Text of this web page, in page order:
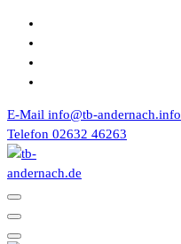
Zum
Inhalt
springen
E-Mail info@tb-andernach.info
Telefon 02632 46263